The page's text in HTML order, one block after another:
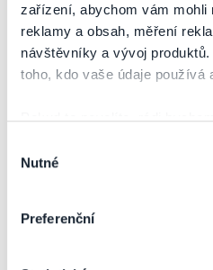
zařízení, abychom vám mohli
reklamy a obsah, měření
návštěvníky a vývoj
toho, kdo vaše údaje používá
Pokud to povolíte, rádi
které mohou být přesné
skenování pro konkrétní
Zjistěte více o tom, jak
souhlasu
Nutné
Preferenční
Ticketportal nemůže
zakoupených na
těmito společnostmi
způsob přeprodávání
Pořadatel se ve smyslu
www.ticketportal.cz pouze